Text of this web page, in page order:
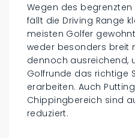
Wegen des begrenzten
fällt die Driving Range
meisten Golfer
weder besonders breit
dennoch ausreichend,
Golfrunde das richtige
erarbeiten. Auch
Chippingbereich sind
reduziert.